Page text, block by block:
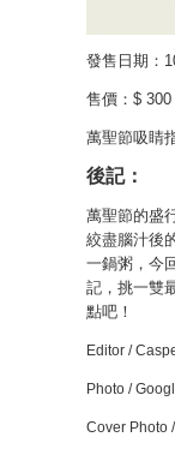
發售日期：
售價：$
萬聖節吸
後記：
萬聖節的盛
絞盡腦汁後
一鍋粥，今
記，挑一雙
點吧！
Editor /
Photo /
Cover Photo